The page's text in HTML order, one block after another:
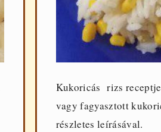
Kukoricás rizs
vagy fagyasztott
részletes leírásával.